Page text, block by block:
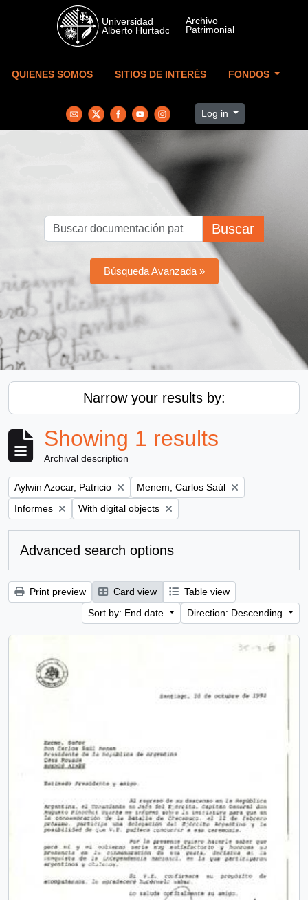
Skip to main content
QUIENES SOMOS SITIOS DE INTERÉS FONDOS
Log in
Buscar
Búsqueda Avanzada »
Narrow your results by:
Showing 1 results
Archival description
Remove filter:
Aylwin Azocar, Patricio Remove filter:
Menem, Carlos Saúl
Remove filter:
Informes Remove filter:
With digital objects
Advanced search options
Print preview Card view
Table view
Sort by: End date
Direction: Descending